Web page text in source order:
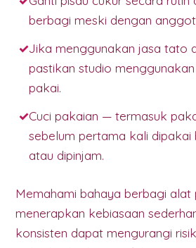
berbagi meski dengan
Jika menggunakan jasa tato
pastikan studio
pakai.
Cuci pakaian — termasuk
sebelum pertama kali dipakai
atau dipinjam.
Memahami bahaya berbagi alat
menerapkan kebiasaan
konsisten dapat mengurangi